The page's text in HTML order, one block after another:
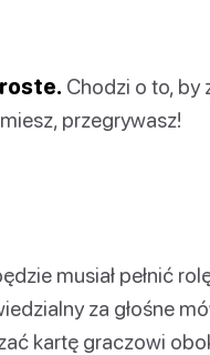
Chodzi o to, by
przegrywasz!
musiał pełnić
za głośne
kartę graczowi